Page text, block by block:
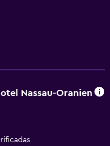
Nassau-Oranien